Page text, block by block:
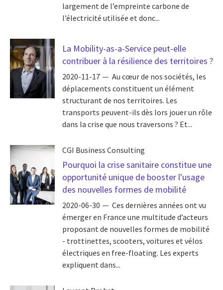
largement de l’empreinte carbone de
l’électricité utilisée et donc...
La Mobility-as-a-Service peut-elle
contribuer à la résilience des territoires ?
2020-11-17
Au cœur de nos sociétés, les
déplacements constituent un élément
structurant de nos territoires. Les
transports peuvent-ils dès lors jouer un rôle
dans la crise que nous traversons ? Et...
CGI Business Consulting
Pourquoi la crise sanitaire constitue une
opportunité unique de booster l'usage
des nouvelles formes de mobilité
2020-06-30
Ces dernières années ont vu
émerger en France une multitude d’acteurs
proposant de nouvelles formes de mobilité
- trottinettes, scooters, voitures et vélos
électriques en free-floating. Les experts
expliquent dans...